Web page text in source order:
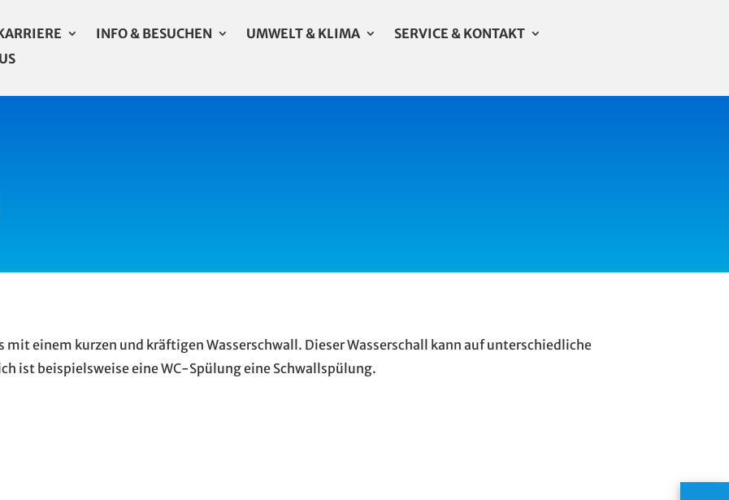
INFO & BESUCHEN UMWELT & KLIMA
SERVICE & KONTAKT
mit einem kurzen und kräftigen Wasserschwall. Dieser Wasserschall kann auf unterschiedliche
ist beispielsweise eine WC-Spülung eine Schwallspülung.